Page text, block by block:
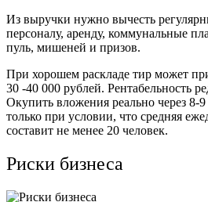
Из выручки нужно вычесть
персоналу, аренду, коммунальные
пуль, мишеней и призов.
При хорошем раскладе тир может
30 -40 000 рублей. Рентабельность
Окупить вложения реально через 8-
только при условии, что средняя
составит не менее 20 человек.
Риски бизнеса